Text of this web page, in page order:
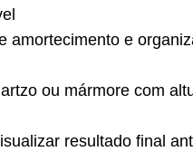
amortecimento e
ou mármore com
resultado final